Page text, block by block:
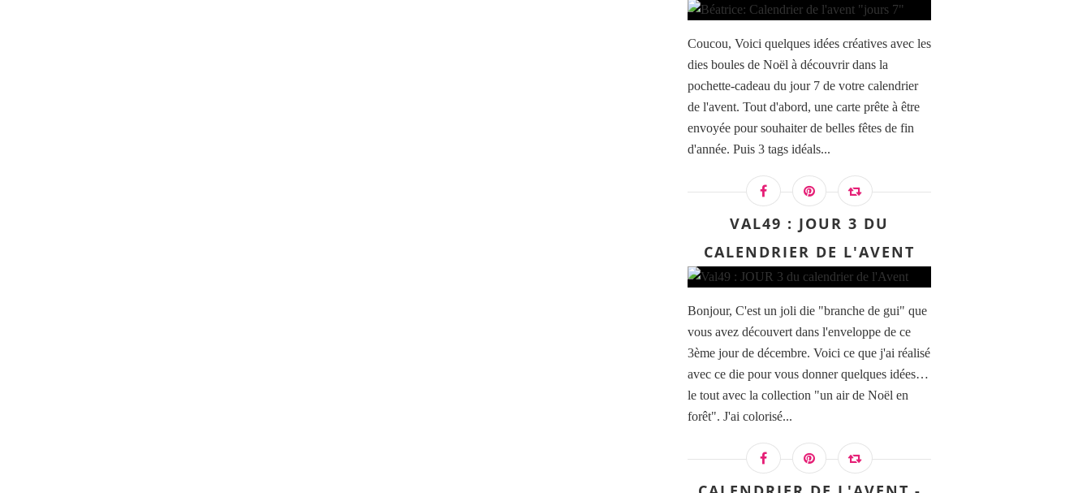
Coucou, Voici quelques idées créatives avec les
dies boules de Noël à découvrir dans la
pochette-cadeau du jour 7 de votre calendrier
de l'avent. Tout d'abord, une carte prête à être
envoyée pour souhaiter de belles fêtes de fin
d'année. Puis 3 tags idéals...
VAL49 : JOUR 3 DU
CALENDRIER DE L'AVENT
Bonjour, C'est un joli die "branche de gui" que
vous avez découvert dans l'enveloppe de ce
3ème jour de décembre. Voici ce que j'ai réalisé
avec ce die pour vous donner quelques idées…
le tout avec la collection "un air de Noël en
forêt". J'ai colorisé...